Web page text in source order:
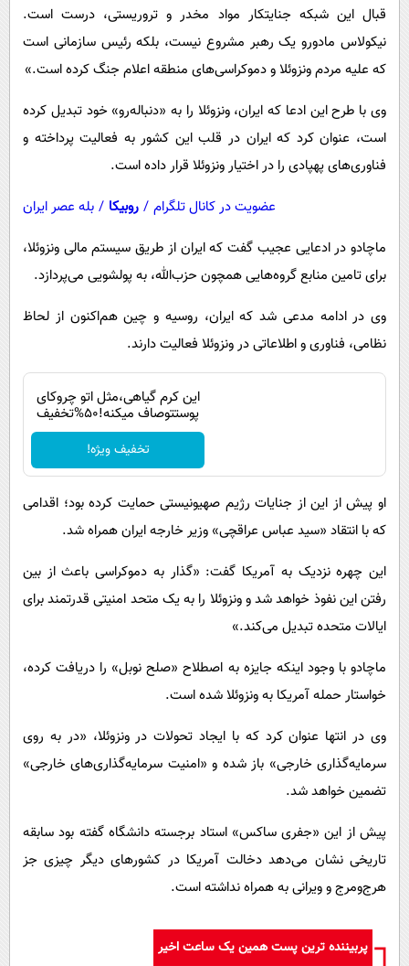
فرهنگی
بین الملل
اجتماعی
حیات وحش
سیاست خارجی
قبال این شبکه جنایتکار مواد مخدر و تروریستی، درست است.
نیکولاس مادورو یک رهبر مشروع نیست، بلکه رئیس سازمانی است
که علیه مردم ونزوئلا و دموکراسی‌های منطقه اعلام جنگ کرده است.»
وی با طرح این ادعا که ایران، ونزوئلا را به «دنباله‌رو» خود تبدیل کرده
است، عنوان کرد که ایران در قلب این کشور به فعالیت پرداخته و
فناوری‌های پهپادی را در اختیار ونزوئلا قرار داده است.
عضویت در کانال تلگرام / روبیکا / بله عصر ایران
ماچادو در ادعایی عجیب گفت که ایران از طریق سیستم مالی ونزوئلا،
برای تامین منابع گروه‌هایی همچون حزب‌الله، به پولشویی می‌پردازد.
وی در ادامه مدعی شد که ایران، روسیه و چین هم‌اکنون از لحاظ
نظامی، فناوری و اطلاعاتی در ونزوئلا فعالیت دارند.
این کرم گیاهی،مثل اتو چروکای
پوستتوصاف میکنه!50%تخفیف
تخفیف ویژه!
او پیش از این از جنایات رژیم صهیونیستی حمایت کرده بود؛ اقدامی
که با انتقاد «سید عباس عراقچی» وزیر خارجه ایران همراه شد.
این چهره نزدیک به آمریکا گفت: «گذار به دموکراسی باعث از بین
رفتن این نفوذ خواهد شد و ونزوئلا را به یک متحد امنیتی قدرتمند برای
ایالات متحده تبدیل می‌کند.»
ماچادو با وجود اینکه جایزه به اصطلاح «صلح نوبل» را دریافت کرده،
خواستار حمله آمریکا به ونزوئلا شده است.
وی در انتها عنوان کرد که با ایجاد تحولات در ونزوئلا، «در به روی
سرمایه‌گذاری خارجی» باز شده و «امنیت سرمایه‌گذاری‌های خارجی»
تضمین خواهد شد.
پیش از این «جفری ساکس» استاد برجسته دانشگاه گفته بود سابقه
تاریخی نشان می‌دهد دخالت آمریکا در کشورهای دیگر چیزی جز
هرج‌ومرج و ویرانی به همراه نداشته است.
پربیننده ترین پست همین یک ساعت اخیر